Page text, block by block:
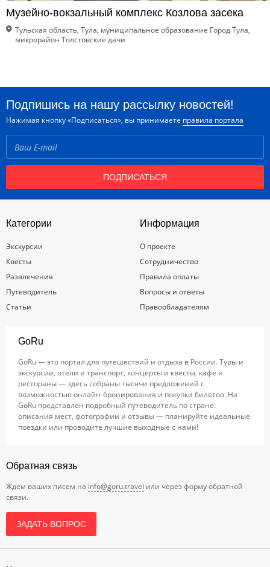
Музейно-вокзальный комплекс Козлова засека
Тульская область, Тула, муниципальное образование Город Тула,
микрорайон Толстовские дачи
Подпишись на нашу рассылку новостей!
Нажимая кнопку «Подписаться», вы принимаете правила портала
ПОДПИСАТЬСЯ
Категории
Экскурсии
Квесты
Развлечения
Путеводитель
Статьи
Информация
О проекте
Сотрудничество
Правила оплаты
Вопросы и ответы
Правообладателям
GoRu
GoRu — это портал для путешествий и отдыха в России. Туры и
экскурсии, отели и транспорт, концерты и квесты, кафе и
рестораны — здесь собраны тысячи предложений с
возможностью онлайн-бронирования и покупки билетов. На
GoRu представлен подробный путеводитель по стране:
описания мест, фотографии и отзывы — планируйте идеальные
поездки или проводите лучшие выходные с нами!
Обратная связь
Ждем ваших писем на info@goru.travel или через форму обратной
связи.
ЗАДАТЬ ВОПРОС